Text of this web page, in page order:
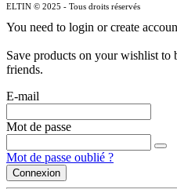
ELTIN © 2025 - Tous droits réservés
You need to login or create
Save products on your wishlist
friends.
E-mail
Mot de passe
Mot de passe oublié ?
Connexion